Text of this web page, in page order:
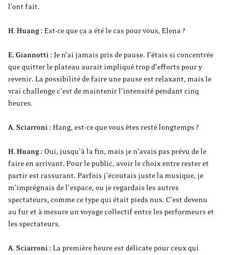
l’ont fait.
H. Huang : Est-ce que ça a été le cas pour vous, Elena ?
E. Giannotti : Je n’ai jamais pris de pause. J’étais si concentrée
que quitter le plateau aurait impliqué trop d’efforts pour y
revenir. La possibilité de faire une pause est relaxant, mais le
vrai challenge c’est de maintenir l’intensité pendant cinq
heures.
A. Sciarroni : Hang, est-ce que vous êtes resté longtemps ?
H. Huang : Oui, jusqu’à la fin, mais je n’avais pas prévu de le
faire en arrivant. Pour le public, avoir le choix entre rester et
partir est rassurant. Parfois j’écoutais juste la musique, je
m’imprégnais de l’espace, ou je regardais les autres
spectateurs, comme ce type qui était pieds nus. C’est devenu
au fur et à mesure un voyage collectif entre les performeurs et
les spectateurs.
A. Sciarroni : La première heure est délicate pour ceux qui